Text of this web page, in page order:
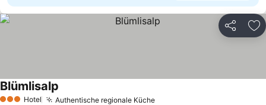
Teilen
3 SterneHotel Authentische regionale Küche
Blümlisalp